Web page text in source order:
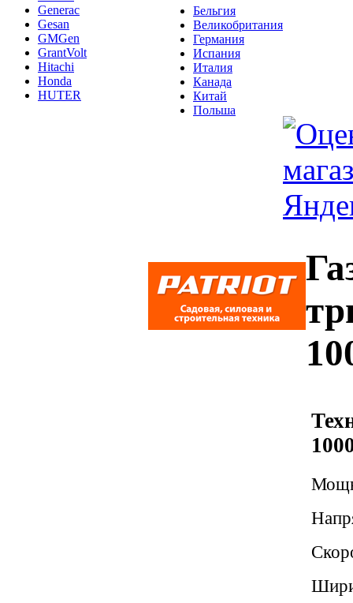
Generac
Gesan
GMGen
GrantVolt
Hitachi
Honda
HUTER
Бельгия
Великобритания
Германия
Испания
Италия
Канада
Китай
Польша